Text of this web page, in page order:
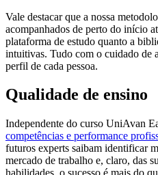
Vale destacar que a nossa
acompanhados de perto do início
plataforma de estudo quanto a
intuitivas. Tudo com o cuidado de
perfil de cada pessoa.
Qualidade de ensino
Independente do curso UniAvan
competências e performance
futuros experts saibam identificar
mercado de trabalho e, claro, das